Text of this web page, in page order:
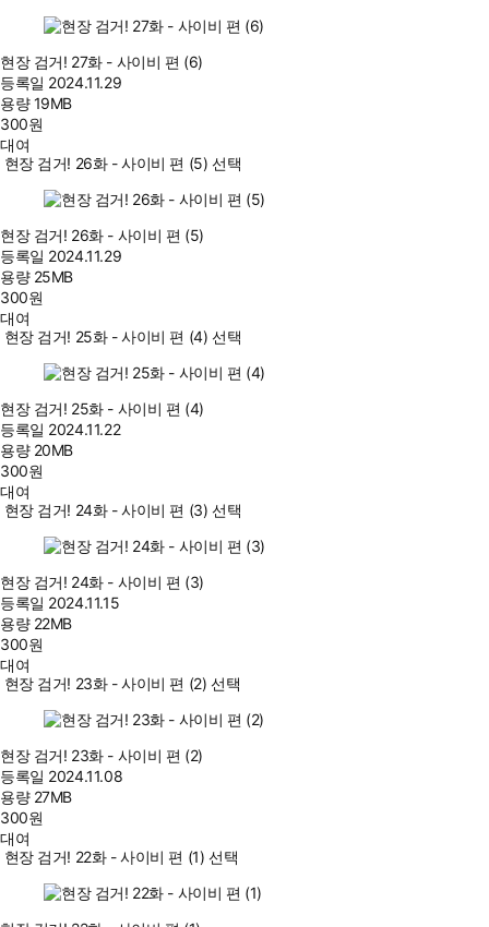
현장 검거! 27화 - 사이비 편 (6)
등록일 2024.11.29
용량19MB
300원
대여
현장 검거! 26화 - 사이비 편 (5) 선택
현장 검거! 26화 - 사이비 편 (5)
등록일 2024.11.29
용량 25MB
300원
대여
현장 검거! 25화 - 사이비 편 (4) 선택
현장 검거! 25화 - 사이비 편 (4)
등록일 2024.11.22
용량 20MB
300원
대여
현장 검거! 24화 - 사이비 편 (3) 선택
현장 검거! 24화 - 사이비 편 (3)
등록일 2024.11.15
용량 22MB
300원
대여
현장 검거! 23화 - 사이비 편 (2) 선택
현장 검거! 23화 - 사이비 편 (2)
등록일 2024.11.08
용량 27MB
300원
대여
현장 검거! 22화 - 사이비 편 (1) 선택